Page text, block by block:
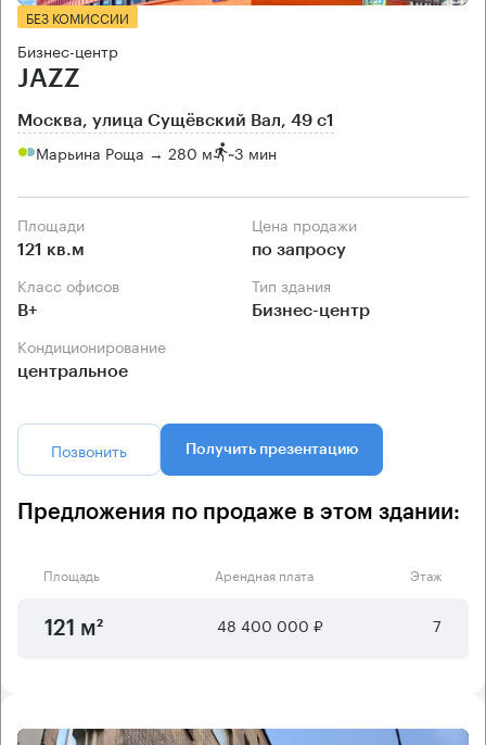
БЕЗ КОМИССИИ
Бизнес-центр
JAZZ
Москва, улица Сущёвский Вал, 49 с1
Марьина Роща → 280 м ~3 мин
Площади
121 кв.м
Цена продажи
по запросу
Класс офисов
B+
Тип здания
Бизнес-центр
Кондиционирование
центральное
Позвонить Получить презентацию
Предложения по продаже в этом здании:
Площадь Арендная плата Этаж
121 м² 48 400 000 ₽ 7